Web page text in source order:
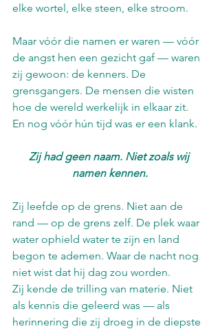
elke wortel, elke steen, elke stroom.
Maar vóór die namen er waren — vóór
de angst hen een gezicht gaf — waren
zij gewoon: de kenners. De
grensgangers. De mensen die wisten
hoe de wereld werkelijk in elkaar zit.
En nog vóór hún tijd was er een klank.
Zij had geen naam. Niet zoals wij
namen kennen.
Zij leefde op de grens. Niet aan de
rand — op de grens zelf. De plek waar
water ophield water te zijn en land
begon te ademen. Waar de nacht nog
niet wist dat hij dag zou worden.
Zij kende de trilling van materie. Niet
als kennis die geleerd was — als
herinnering die zij droeg in de diepste